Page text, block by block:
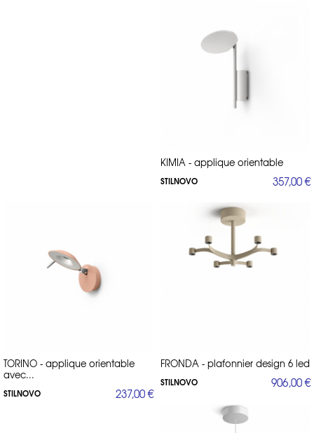
KIMIA - applique orientable
STILNOVO 357,00 €
TORINO - applique orientable
avec...
STILNOVO 237,00 €
FRONDA - plafonnier design 6 led
STILNOVO 906,00 €